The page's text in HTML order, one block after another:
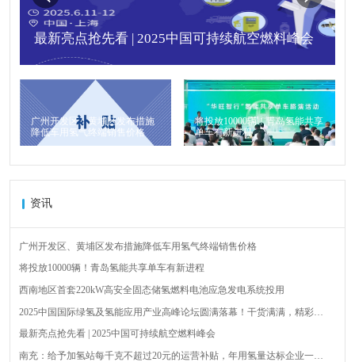
最新亮点抢先看 | 2025中国可持续航空燃料峰会
广州开发区、黄埔区发布措施
降低车用氢气终端销售价格
将投放10000辆！青岛氢能共享
单车有新进程
资讯
广州开发区、黄埔区发布措施降低车用氢气终端销售价格
将投放10000辆！青岛氢能共享单车有新进程
西南地区首套220kW高安全固态储氢燃料电池应急发电系统投用
2025中国国际绿氢及氢能应用产业高峰论坛圆满落幕！干货满满，精彩瞬
最新亮点抢先看 | 2025中国可持续航空燃料峰会
南充：给予加氢站每千克不超过20元的运营补贴，年用氢量达标企业一次